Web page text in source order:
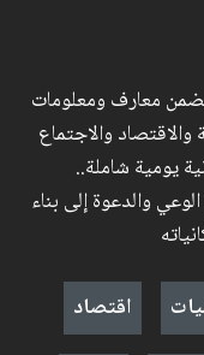
معارف ومعلومات
والاقتصاد والاجتماع
يومية شاملة..
والدعوة إلى بناء
اقتصاد